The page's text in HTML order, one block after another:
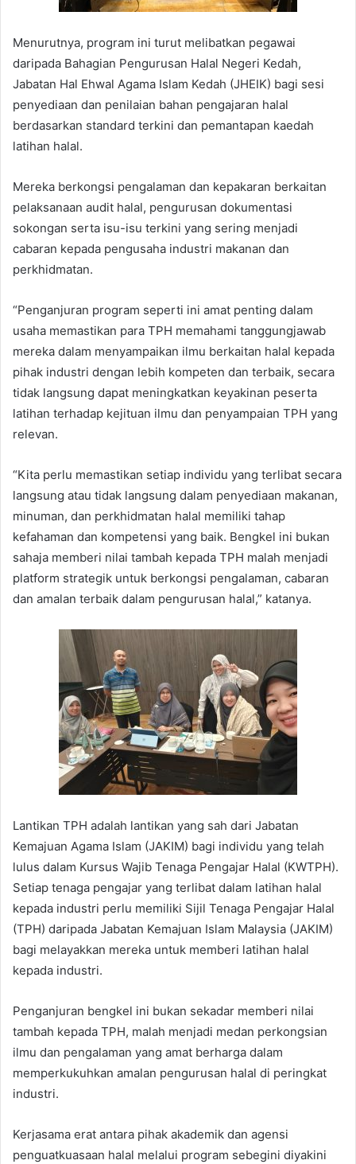
Menurutnya, program ini turut melibatkan pegawai
daripada Bahagian Pengurusan Halal Negeri Kedah,
Jabatan Hal Ehwal Agama Islam Kedah (JHEIK) bagi sesi
penyediaan dan penilaian bahan pengajaran halal
berdasarkan standard terkini dan pemantapan kaedah
latihan halal.
Mereka berkongsi pengalaman dan kepakaran berkaitan
pelaksanaan audit halal, pengurusan dokumentasi
sokongan serta isu-isu terkini yang sering menjadi
cabaran kepada pengusaha industri makanan dan
perkhidmatan.
“Penganjuran program seperti ini amat penting dalam
usaha memastikan para TPH memahami tanggungjawab
mereka dalam menyampaikan ilmu berkaitan halal kepada
pihak industri dengan lebih kompeten dan terbaik, secara
tidak langsung dapat meningkatkan keyakinan peserta
latihan terhadap kejituan ilmu dan penyampaian TPH yang
relevan.
“Kita perlu memastikan setiap individu yang terlibat secara
langsung atau tidak langsung dalam penyediaan makanan,
minuman, dan perkhidmatan halal memiliki tahap
kefahaman dan kompetensi yang baik. Bengkel ini bukan
sahaja memberi nilai tambah kepada TPH malah menjadi
platform strategik untuk berkongsi pengalaman, cabaran
dan amalan terbaik dalam pengurusan halal,” katanya.
Lantikan TPH adalah lantikan yang sah dari Jabatan
Kemajuan Agama Islam (JAKIM) bagi individu yang telah
lulus dalam Kursus Wajib Tenaga Pengajar Halal (KWTPH).
Setiap tenaga pengajar yang terlibat dalam latihan halal
kepada industri perlu memiliki Sijil Tenaga Pengajar Halal
(TPH) daripada Jabatan Kemajuan Islam Malaysia (JAKIM)
bagi melayakkan mereka untuk memberi latihan halal
kepada industri.
Penganjuran bengkel ini bukan sekadar memberi nilai
tambah kepada TPH, malah menjadi medan perkongsian
ilmu dan pengalaman yang amat berharga dalam
memperkukuhkan amalan pengurusan halal di peringkat
industri.
Kerjasama erat antara pihak akademik dan agensi
penguatkuasaan halal melalui program sebegini diyakini